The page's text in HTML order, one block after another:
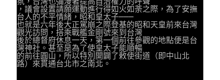
，議會設置請願運動進行得如火如荼之際，為了安撫
台人的不平情緒，昭和皇太子───
也就是六年後大正駕崩之際登基的昭和天皇前來台灣
觀光訪問，搭乘戰艦金剛號來到台灣
後於總督府休息一天，第一個前往參觀的地點便是台
灣神社。甚至是為了使皇太子能順暢
的前往圓山，所以特別開闢了敕使街道（即中山北
路）來貫通台北市之南北。